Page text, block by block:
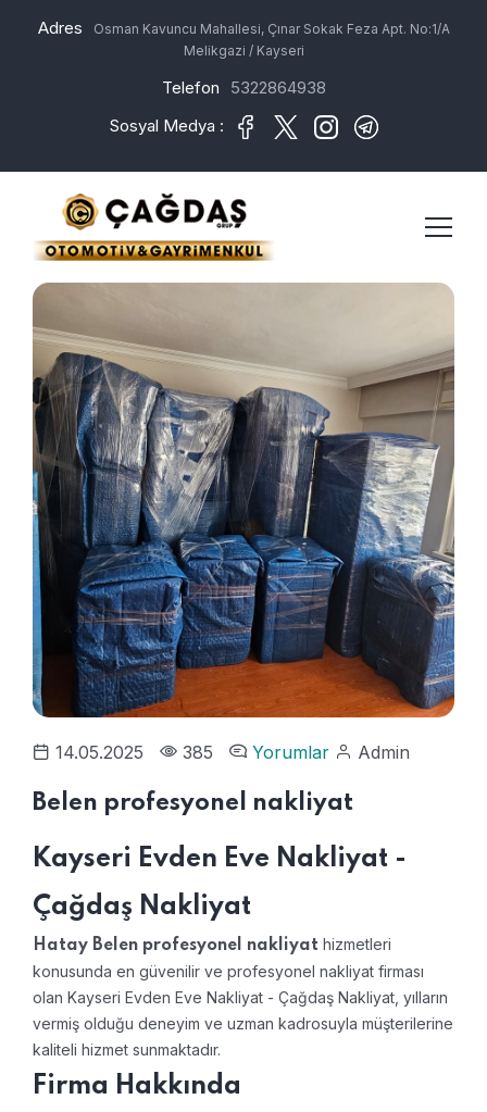
Adres
Osman Kavuncu Mahallesi, Çınar Sokak Feza Apt. No:1/A
Melikgazi / Kayseri
Telefon
5322864938
Sosyal Medya :
14.05.2025 385 Yorumlar Admin
Belen profesyonel nakliyat
Kayseri Evden Eve Nakliyat -
Çağdaş Nakliyat
Hatay Belen profesyonel nakliyat hizmetleri
konusunda en güvenilir ve profesyonel nakliyat firması
olan Kayseri Evden Eve Nakliyat - Çağdaş Nakliyat, yılların
vermiş olduğu deneyim ve uzman kadrosuyla müşterilerine
kaliteli hizmet sunmaktadır.
Firma Hakkında